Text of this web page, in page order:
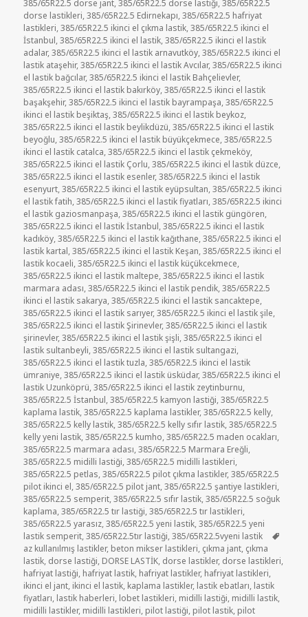
385/65R22.5 dorse jant,385/65R22.5 dorse lastiği,385/65R22.5
dorse lastikleri,385/65R22.5 Edirnekapı,385/65R22.5 hafriyat
lastikleri,385/65R22.5 ikinci el çıkma lastik,385/65R22.5 ikinci el
İstanbul,385/65R22.5 ikinci el lastik,385/65R22.5 ikinci el lastik
adalar,385/65R22.5 ikinci el lastik arnavutköy,385/65R22.5 ikinci el
lastik ataşehir,385/65R22.5 ikinci el lastik Avcılar,385/65R22.5 ikinci
el lastik bağcılar,385/65R22.5 ikinci el lastik Bahçelievler,
385/65R22.5 ikinci el lastik bakırköy,385/65R22.5 ikinci el lastik
başakşehir,385/65R22.5 ikinci el lastik bayrampaşa,385/65R22.5
ikinci el lastik beşiktaş,385/65R22.5 ikinci el lastik beykoz,
385/65R22.5 ikinci el lastik beylikdüzü,385/65R22.5 ikinci el lastik
beyoğlu,385/65R22.5 ikinci el lastik büyükçekmece,385/65R22.5
ikinci el lastik catalca,385/65R22.5 ikinci el lastik çekmeköy,
385/65R22.5 ikinci el lastik Çorlu,385/65R22.5 ikinci el lastik düzce,
385/65R22.5 ikinci el lastik esenler,385/65R22.5 ikinci el lastik
esenyurt,385/65R22.5 ikinci el lastik eyüpsultan,385/65R22.5 ikinci
el lastik fatih,385/65R22.5 ikinci el lastik fiyatları,385/65R22.5 ikinci
el lastik gaziosmanpaşa,385/65R22.5 ikinci el lastik güngören,
385/65R22.5 ikinci el lastik İstanbul,385/65R22.5 ikinci el lastik
kadıköy,385/65R22.5 ikinci el lastik kağıthane,385/65R22.5 ikinci el
lastik kartal,385/65R22.5 ikinci el lastik Keşan,385/65R22.5 ikinci el
lastik kocaeli,385/65R22.5 ikinci el lastik küçükcekmece,
385/65R22.5 ikinci el lastik maltepe,385/65R22.5 ikinci el lastik
marmara adası,385/65R22.5 ikinci el lastik pendik,385/65R22.5
ikinci el lastik sakarya,385/65R22.5 ikinci el lastik sancaktepe,
385/65R22.5 ikinci el lastik sarıyer,385/65R22.5 ikinci el lastik şile,
385/65R22.5 ikinci el lastik Şirinevler,385/65R22.5 ikinci el lastik
şirinevler,385/65R22.5 ikinci el lastik şişli,385/65R22.5 ikinci el
lastik sultanbeyli,385/65R22.5 ikinci el lastik sultangazi,
385/65R22.5 ikinci el lastik tuzla,385/65R22.5 ikinci el lastik
ümraniye,385/65R22.5 ikinci el lastik üsküdar,385/65R22.5 ikinci el
lastik Uzunköprü,385/65R22.5 ikinci el lastik zeytinburnu,
385/65R22.5 İstanbul,385/65R22.5 kamyon lastiği,385/65R22.5
kaplama lastik,385/65R22.5 kaplama lastikler,385/65R22.5 kelly,
385/65R22.5 kelly lastik,385/65R22.5 kelly sıfır lastik,385/65R22.5
kelly yeni lastik,385/65R22.5 kumho,385/65R22.5 maden ocakları,
385/65R22.5 marmara adası,385/65R22.5 Marmara Ereğli,
385/65R22.5 midilli lastiği,385/65R22.5 midilli lastikleri,
385/65R22.5 petlas,385/65R22.5 pilot çıkma lastikler,385/65R22.5
pilot ikinci el,385/65R22.5 pilot jant,385/65R22.5 şantiye lastikleri,
385/65R22.5 semperit,385/65R22.5 sıfır lastik,385/65R22.5 soğuk
kaplama,385/65R22.5 tır lastiği,385/65R22.5 tır lastikleri,
385/65R22.5 yarasız,385/65R22.5 yeni lastik,385/65R22.5 yeni
lastik semperit,385/65R22.5tır lastiği,385/65R22.5vyeni lastik
az kullanılmış lastikler, beton mikser lastikleri, çıkma jant, çıkma
lastik, dorse lastiği, DORSE LASTİK, dorse lastikler, dorse lastikleri,
hafriyat lastiği, hafriyat lastik, hafriyat lastikler, hafriyat lastikleri,
ikinci el jant, ikinci el lastik, kaplama lastikler, lastik ebatları, lastik
fiyatları, lastik haberleri, lobet lastikleri, midilli lastiği, midilli lastik,
midilli lastikler, midilli lastikleri, pilot lastiği, pilot lastik, pilot